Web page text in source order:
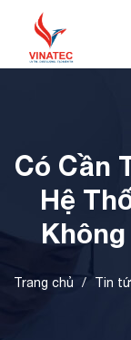
Có Cần
Hệ
Trang chủ / Tin